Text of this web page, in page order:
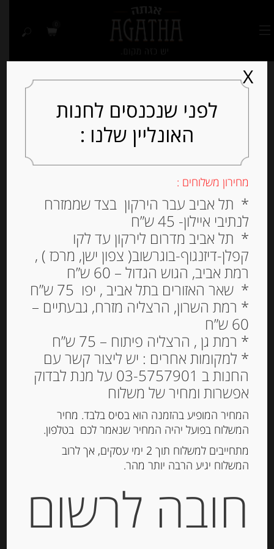
Out of
גבינת פטה כבשים יוונית
23% שומן SAFOS
₪18.00
המלאי אזל
קטגוריות:
גבינות ארוזות
גבינות טריות
תגיות:גבינת כבשים
לפני שנכנסים לחנות
האונליין שלנו :
מחירון משלוחים :
* תל אביב עבר הירקון בצד שממזרח
לנתיבי איילון- 45 ש”ח
* תל אביב מדרום לירקון עד לקו
קפלן-דיזנגוף-בוגרשוב( צפון ישן, מרכז ) ,
רמת אביב, הגוש הגדול – 60 ש”ח
* שאר האזורים בתל אביב , יפו 75 ש”ח
* רמת השרון, הרצליה מזרח, גבעתיים –
60 ש”ח
* רמת גן , הרצליה פיתוח – 75 ש”ח
* למקומות אחרים : יש ליצור קשר עם
החנות ב 03-5757901 על מנת לבדוק
אפשרות ומחיר של משלוח
המחיר המופיע בהזמנה הוא בסיס בלבד. מחיר
המשלוח בפועל יהיה המחיר שנאמר לכם בטלפון.
מתחייבים למשלוח תוך 2 ימי עסקים, אך לרוב
המשלוח יגיע הרבה יותר מהר.
חובה לרשום
X